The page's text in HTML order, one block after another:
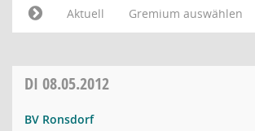
Aktuell
Gremium auswählen
DI 08.05.2012
BV Ronsdorf